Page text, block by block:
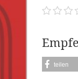
teilen